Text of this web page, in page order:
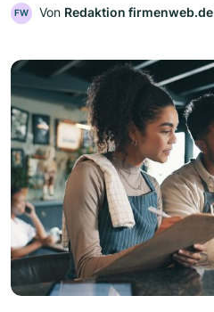
FW Von Redaktion firmenweb.de